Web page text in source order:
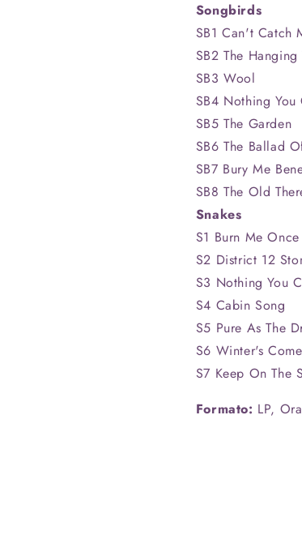
Songbirds
SB1 Can't Catch
SB2 The Hanging
SB3 Wool
SB4 Nothing You
SB5 The Garden
SB6 The Ballad
SB7 Bury Me
SB8 The Old
Snakes
S1 Burn Me Once
S2 District 12
S3 Nothing You
S4 Cabin Song
S5 Pure As The
S6 Winter's
S7 Keep On The
Formato: LP,